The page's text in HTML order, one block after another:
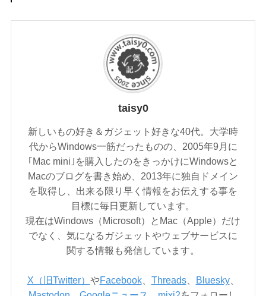
taisy0
新しいもの好き＆ガジェット好きな40代。大学時
代からWindows一筋だったものの、2005年9月に
｢Mac mini｣を購入したのをきっかけにWindowsと
Macのブログを書き始め、2013年に独自ドメイン
を取得し、出来る限り早く情報をお伝えする事を
目標に毎日更新しています。
現在はWindows（Microsoft）とMac（Apple）だけ
でなく、気になるガジェットやウェブサービスに
関する情報も発信しています。
X（旧Twitter） やFacebook、 Threads、 Bluesky、